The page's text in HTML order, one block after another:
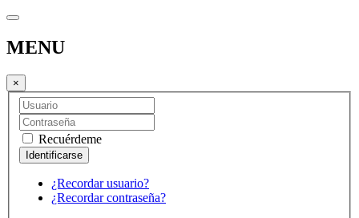
MENU
×
Recuérdeme
¿Recordar usuario?
¿Recordar contraseña?